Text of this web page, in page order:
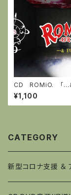
CD ROMiO. 「…＆
¥1,100
CATEGORY
新型コロナ支援 ＆